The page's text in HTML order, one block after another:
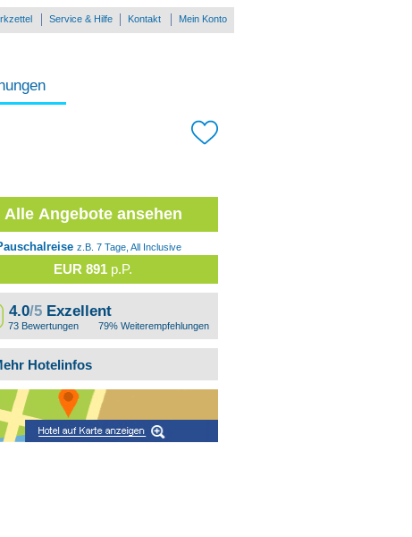
Service & Hilfe Kontakt Mein Konto
Alle Angebote ansehen
z.B. 7 Tage, All Inclusive
EUR 891 p.P.
4.0/5 Exzellent
73 Bewertungen 79% Weiterempfehlungen
Hotelinfos